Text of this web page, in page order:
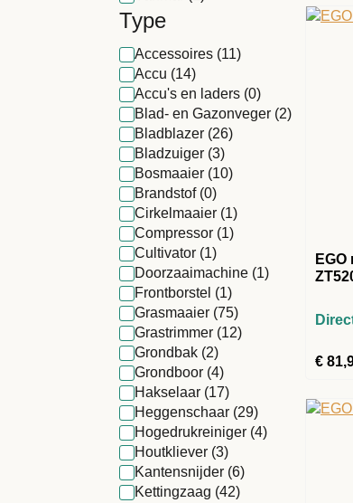
Type
Accessoires (11)
Accu (14)
Accu's en laders (0)
Blad- en Gazonveger (2)
Bladblazer (26)
Bladzuiger (3)
Bosmaaier (10)
Brandstof (0)
Cirkelmaaier (1)
Compressor (1)
Cultivator (1)
Doorzaaimachine (1)
Frontborstel (1)
Grasmaaier (75)
Grastrimmer (12)
Grondbak (2)
Grondboor (4)
Hakselaar (17)
Heggenschaar (29)
Hogedrukreiniger (4)
Houtkliever (3)
Kantensnijder (6)
Kettingzaag (42)
€